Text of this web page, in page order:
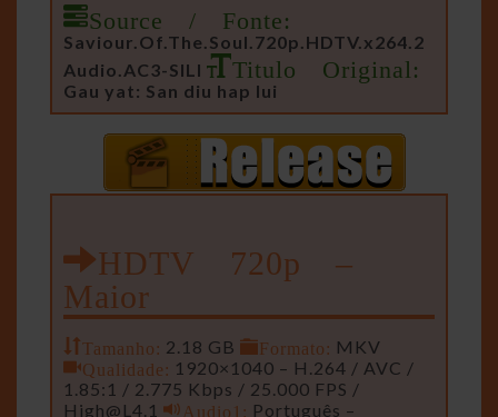
Source / Fonte:
Saviour.Of.The.Soul.720p.HDTV.x264.2
Audio.AC3-SILI
Titulo Original:
Gau yat: San diu hap lui
HDTV 720p –
Maior
Tamanho: 2.18 GB Formato: MKV
Qualidade: 1920×1040 – H.264 / AVC /
1.85:1 / 2.775 Kbps / 25.000 FPS /
High@L4.1
Audio1: Português –